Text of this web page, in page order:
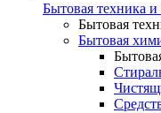
Бытовая техника и
Бытовая
Бытовая